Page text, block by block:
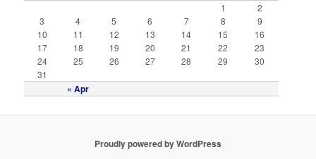
« Apr
1
2
3
4 5 6 7 8
9
10
11 12 13 14 15
16
17
18 19 20 21 22
23
24
25 26 27 28 29
30
31
Proudly powered by WordPress